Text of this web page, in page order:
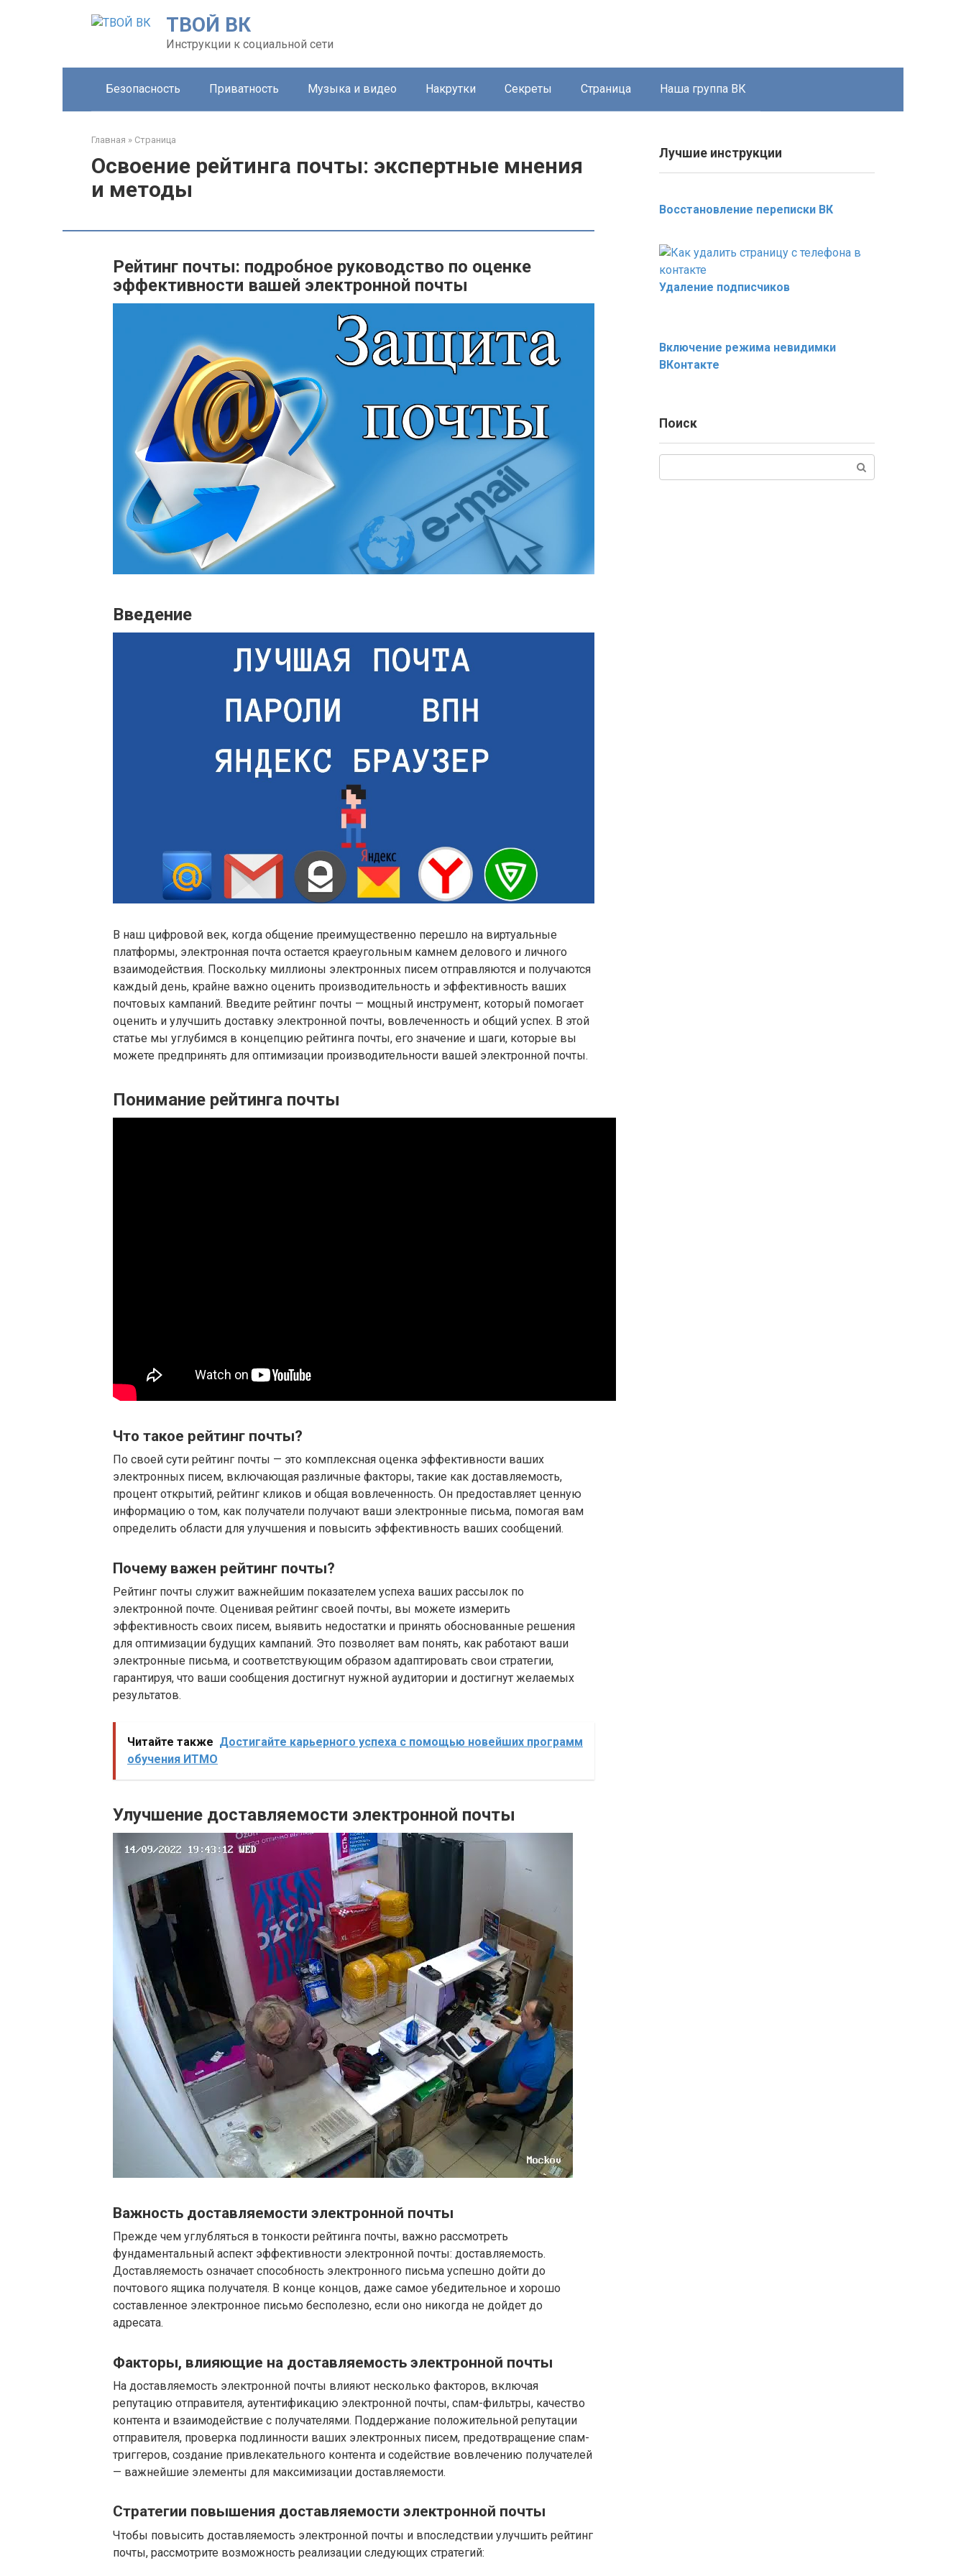
ТВОЙ ВК
Инструкции к социальной сети
Безопасность Приватность Музыка и видео Накрутки Секреты Страница Наша группа ВК
Главная » Страница
Освоение рейтинга почты: экспертные мнения
и методы
Рейтинг почты: подробное руководство по оценке
эффективности вашей электронной почты
Введение
В наш цифровой век, когда общение преимущественно перешло на виртуальные
платформы, электронная почта остается краеугольным камнем делового и личного
взаимодействия. Поскольку миллионы электронных писем отправляются и получаются
каждый день, крайне важно оценить производительность и эффективность ваших
почтовых кампаний. Введите рейтинг почты — мощный инструмент, который помогает
оценить и улучшить доставку электронной почты, вовлеченность и общий успех. В этой
статье мы углубимся в концепцию рейтинга почты, его значение и шаги, которые вы
можете предпринять для оптимизации производительности вашей электронной почты.
Понимание рейтинга почты
Что такое рейтинг почты?
По своей сути рейтинг почты — это комплексная оценка эффективности ваших
электронных писем, включающая различные факторы, такие как доставляемость,
процент открытий, рейтинг кликов и общая вовлеченность. Он предоставляет ценную
информацию о том, как получатели получают ваши электронные письма, помогая вам
определить области для улучшения и повысить эффективность ваших сообщений.
Почему важен рейтинг почты?
Рейтинг почты служит важнейшим показателем успеха ваших рассылок по
электронной почте. Оценивая рейтинг своей почты, вы можете измерить
эффективность своих писем, выявить недостатки и принять обоснованные решения
для оптимизации будущих кампаний. Это позволяет вам понять, как работают ваши
электронные письма, и соответствующим образом адаптировать свои стратегии,
гарантируя, что ваши сообщения достигнут нужной аудитории и достигнут желаемых
результатов.
Читайте также Достигайте карьерного успеха с помощью новейших программ
обучения ИТМО
Улучшение доставляемости электронной почты
Важность доставляемости электронной почты
Прежде чем углубляться в тонкости рейтинга почты, важно рассмотреть
фундаментальный аспект эффективности электронной почты: доставляемость.
Доставляемость означает способность электронного письма успешно дойти до
почтового ящика получателя. В конце концов, даже самое убедительное и хорошо
составленное электронное письмо бесполезно, если оно никогда не дойдет до
адресата.
Факторы, влияющие на доставляемость электронной почты
На доставляемость электронной почты влияют несколько факторов, включая
репутацию отправителя, аутентификацию электронной почты, спам-фильтры, качество
контента и взаимодействие с получателями. Поддержание положительной репутации
отправителя, проверка подлинности ваших электронных писем, предотвращение спам-
триггеров, создание привлекательного контента и содействие вовлечению получателей
— важнейшие элементы для максимизации доставляемости.
Стратегии повышения доставляемости электронной почты
Чтобы повысить доставляемость электронной почты и впоследствии улучшить рейтинг
почты, рассмотрите возможность реализации следующих стратегий:
Лучшие инструкции
Восстановление переписки ВК
Удаление подписчиков
Включение режима невидимки
ВКонтакте
Поиск